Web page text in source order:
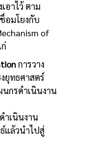
อาไว้ ตาม
อมโยงกับ
of
การวาง
ยุทธศาสตร์
กรดำเนินงาน
ำเนินงาน
แล้วนำไปสู่